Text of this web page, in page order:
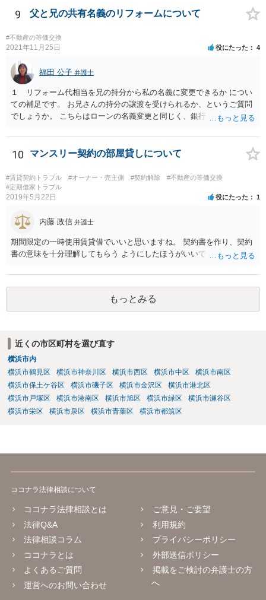
9 父と兄の共有名義のリフォームについて
#不動産の等価交換
2021年11月25日 役にたった 4
福田 公子 弁護士
１ リフォーム代相当を兄の持分から私の名義に変更できるか につい
ての補足です。 お兄さんの持分の譲渡を受けられるか、というご質問
でしょうか。 こちらはローンの名義変更と同じく、銀行さんの承諾が
さい。
10 マンスリー契約の部屋貸しについて
#賃貸契約トラブル #オーナー・売主側 #契約解除
#不動産の等価交換
#定期借家トラブル
2019年5月22日 役にたった 1
内藤 政信 弁護士
期間限定の一時使用賃貸借でいいと思いますね。 契約書を作り、契約
書の意味を十分理解してもらう ようにしたほうがいいでしょう。
もっとみる
近くの市区町村を選び直す
横浜市内
横浜市鶴見区
横浜市神奈川区 横浜市西区 横浜市中区
横浜市南区
横浜市保土ケ谷区
横浜市磯子区 横浜市金沢区
横浜市港北区
横浜市戸塚区
横浜市港南区 横浜市旭区 横浜市緑区
横浜市瀬谷区
横浜市栄区
横浜市泉区 横浜市青葉区 横浜市都筑区
ココナラ法律相談について
ココナラ法律相談とは
法律Q&A
法律相談コラム
ココナラとは
よくあるご質問
運営へのお問い合わせ
ご意見・ご要望
利用規約
プライバシーポリシー
外部送信ポリシー
掲載をご検討の弁護士の方
へ